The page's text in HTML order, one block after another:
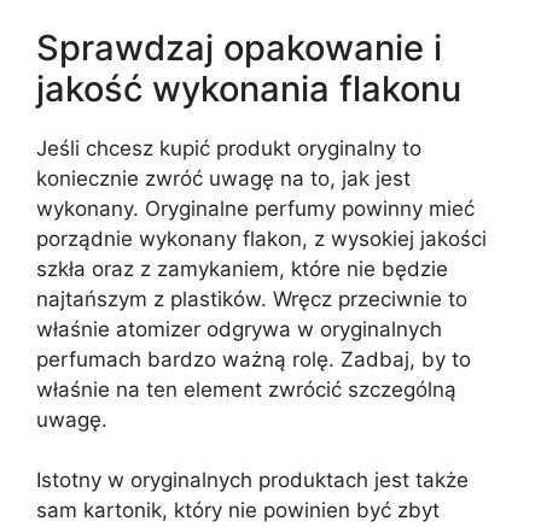
Sprawdzaj opakowanie i
jakość wykonania flakonu
Jeśli chcesz kupić produkt oryginalny to
koniecznie zwróć uwagę na to, jak jest
wykonany. Oryginalne perfumy powinny mieć
porządnie wykonany flakon, z wysokiej jakości
szkła oraz z zamykaniem, które nie będzie
najtańszym z plastików. Wręcz przeciwnie to
właśnie atomizer odgrywa w oryginalnych
perfumach bardzo ważną rolę. Zadbaj, by to
właśnie na ten element zwrócić szczególną
uwagę.
Istotny w oryginalnych produktach jest także
sam kartonik, który nie powinien być zbyt